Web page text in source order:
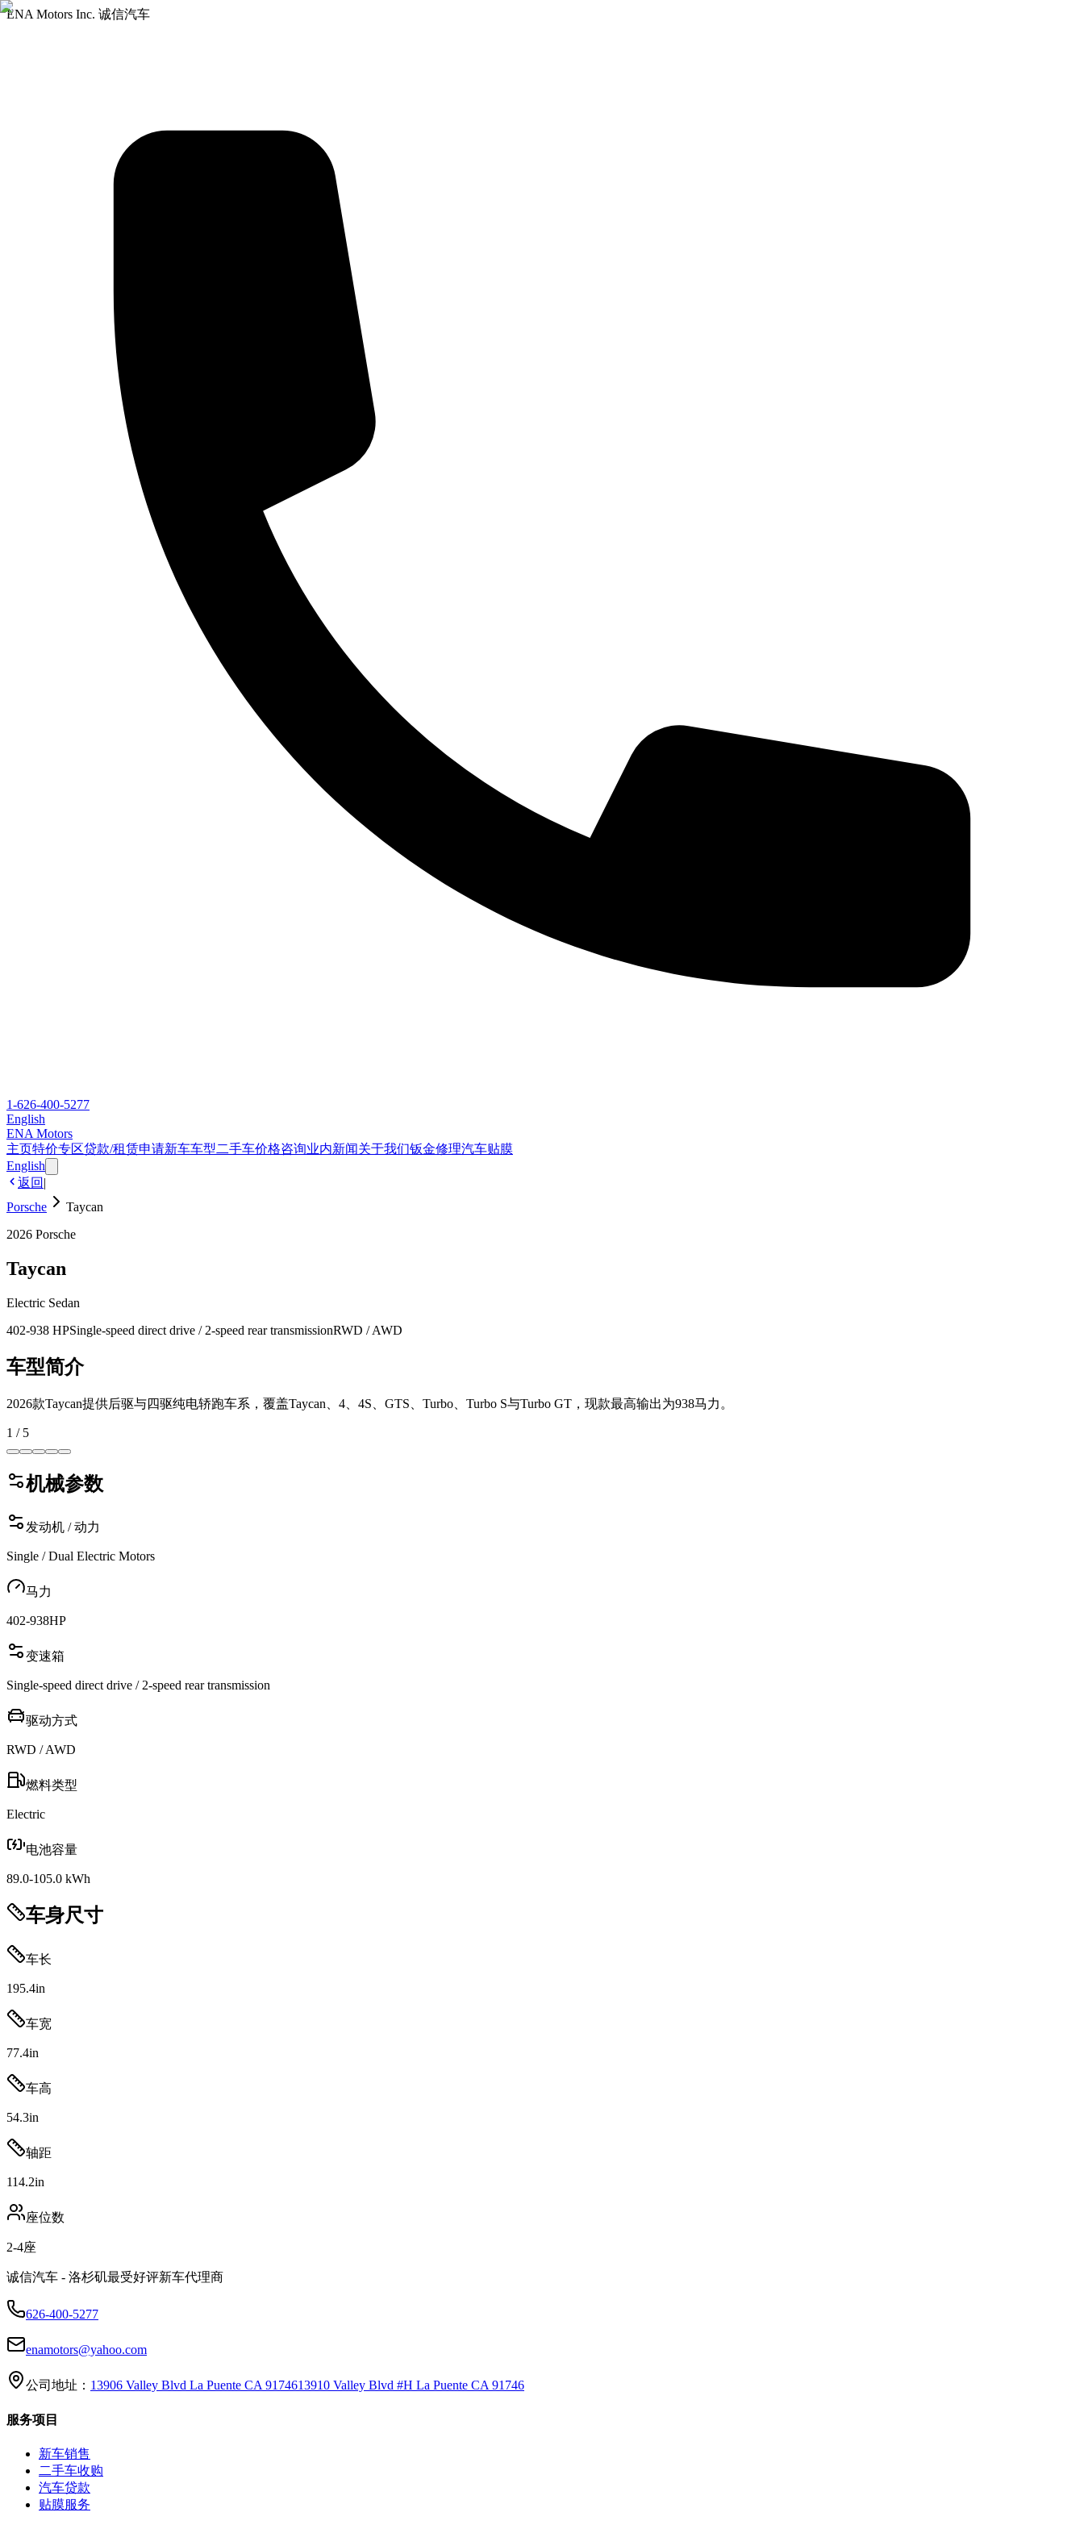
ENA Motors Inc. 诚信汽车
1-626-400-5277
English
ENA Motors
主页特价专区贷款/租赁申请新车车型二手车价格咨询业内新闻关于我们钣金修理汽车贴膜
English
返回 |
Porsche
Taycan
2026 Porsche
Taycan
Electric Sedan
402-938 HPSingle-speed direct drive / 2-speed rear transmissionRWD / AWD
车型简介
2026款Taycan提供后驱与四驱纯电轿跑车系，覆盖Taycan、4、4S、GTS、Turbo、Turbo S与Turbo GT，现款最高输出为938马力。
1 / 5
机械参数
发动机 / 动力
Single / Dual Electric Motors
马力
402-938HP
变速箱
Single-speed direct drive / 2-speed rear transmission
驱动方式
RWD / AWD
燃料类型
Electric
电池容量
89.0-105.0 kWh
车身尺寸
车长
195.4in
车宽
77.4in
车高
54.3in
轴距
114.2in
座位数
2-4座
诚信汽车 - 洛杉矶最受好评新车代理商
626-400-5277
enamotors@yahoo.com
公司地址： 13906 Valley Blvd La Puente CA 9174613910 Valley Blvd #H La Puente CA 91746
服务项目
新车销售
二手车收购
汽车贷款
贴膜服务